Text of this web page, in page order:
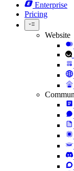
Enterprise
Pricing
Website